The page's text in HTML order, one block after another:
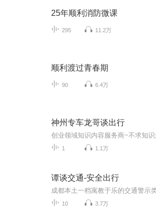
25年顺利消防微课
295 11.2万
顺利渡过青春期
90 6.4万
神州专车龙哥谈出行
1 1.1万
谭谈交通-安全出行
10 3.7万